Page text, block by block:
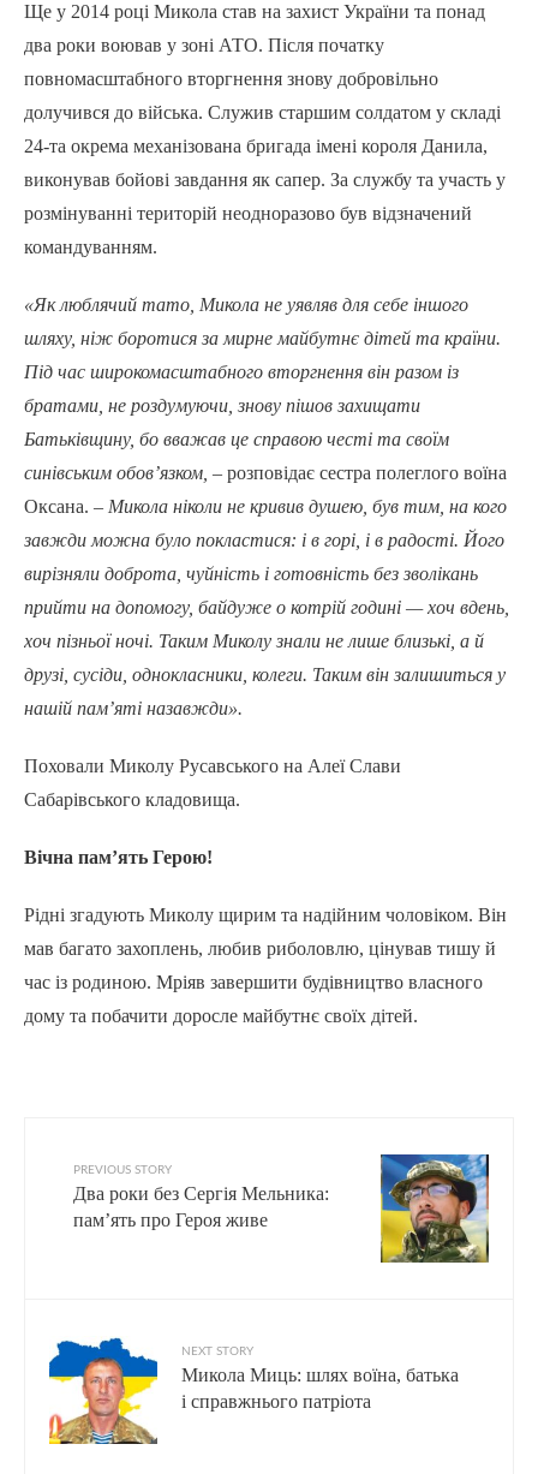
Ще у 2014 році Микола став на захист України та понад
два роки воював у зоні АТО. Після початку
повномасштабного вторгнення знову добровільно
долучився до війська. Служив старшим солдатом у складі
24-та окрема механізована бригада імені короля Данила,
виконував бойові завдання як сапер. За службу та участь у
розмінуванні територій неодноразово був відзначений
командуванням.
«Як люблячий тато, Микола не уявляв для себе іншого
шляху, ніж боротися за мирне майбутнє дітей та країни.
Під час широкомасштабного вторгнення він разом із
братами, не роздумуючи, знову пішов захищати
Батьківщину, бо вважав це справою честі та своїм
синівським обов’язком, – розповідає сестра полеглого воїна
Оксана. – Микола ніколи не кривив душею, був тим, на кого
завжди можна було покластися: і в горі, і в радості. Його
вирізняли доброта, чуйність і готовність без зволікань
прийти на допомогу, байдуже о котрій годині — хоч вдень,
хоч пізньої ночі. Таким Миколу знали не лише близькі, а й
друзі, сусіди, однокласники, колеги. Таким він залишиться у
нашій пам’яті назавжди».
Поховали Миколу Русавського на Алеї Слави
Сабарівського кладовища.
Вічна пам’ять Герою!
Рідні згадують Миколу щирим та надійним чоловіком. Він
мав багато захоплень, любив риболовлю, цінував тишу й
час із родиною. Мріяв завершити будівництво власного
дому та побачити доросле майбутнє своїх дітей.
PREVIOUS STORY
Два роки без Сергія Мельника:
пам’ять про Героя живе
NEXT STORY
Микола Миць: шлях воїна, батька
і справжнього патріота